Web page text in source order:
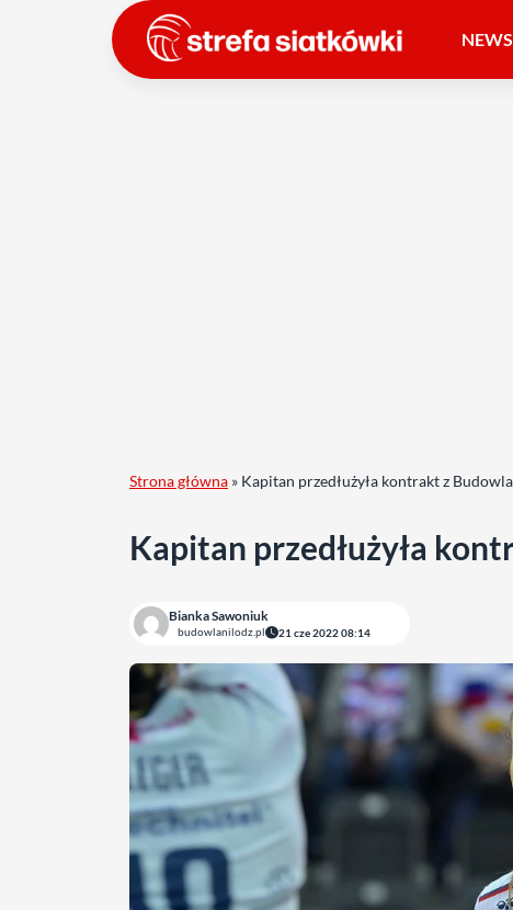
Strona główna » Kapitan przedłużyła kontrakt z
Kapitan przedłużyła
Bianka Sawoniuk
budowlanilodz.pl 21 cze 2022 08:14